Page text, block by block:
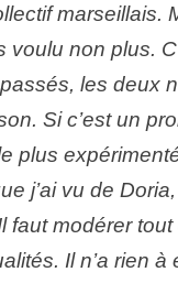
marseillais.
voulu non plus.
les deux
Si c’est un
plus
j’ai vu de
faut modérer
Il n’a rien